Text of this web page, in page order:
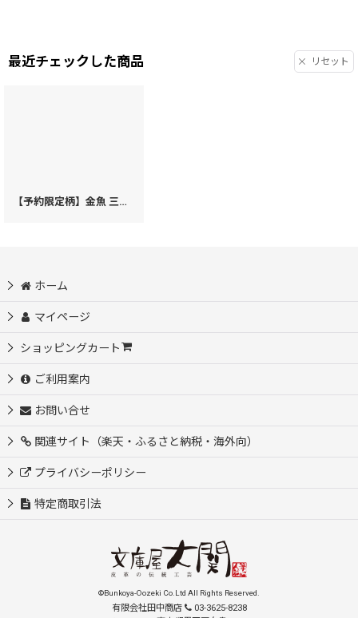
最近チェックした商品 リセット
【予約限定柄】金魚 三つ折りミニ財布［t］
ホーム
マイページ
ショッピングカート
ご利用案内
お問い合せ
関連サイト（楽天・ふるさと納税・海外向）
プライバシーポリシー
特定商取引法
©Bunkoya-Oozeki Co.Ltd All Rights Reserved.
有限会社田中商店
03-3625-8238